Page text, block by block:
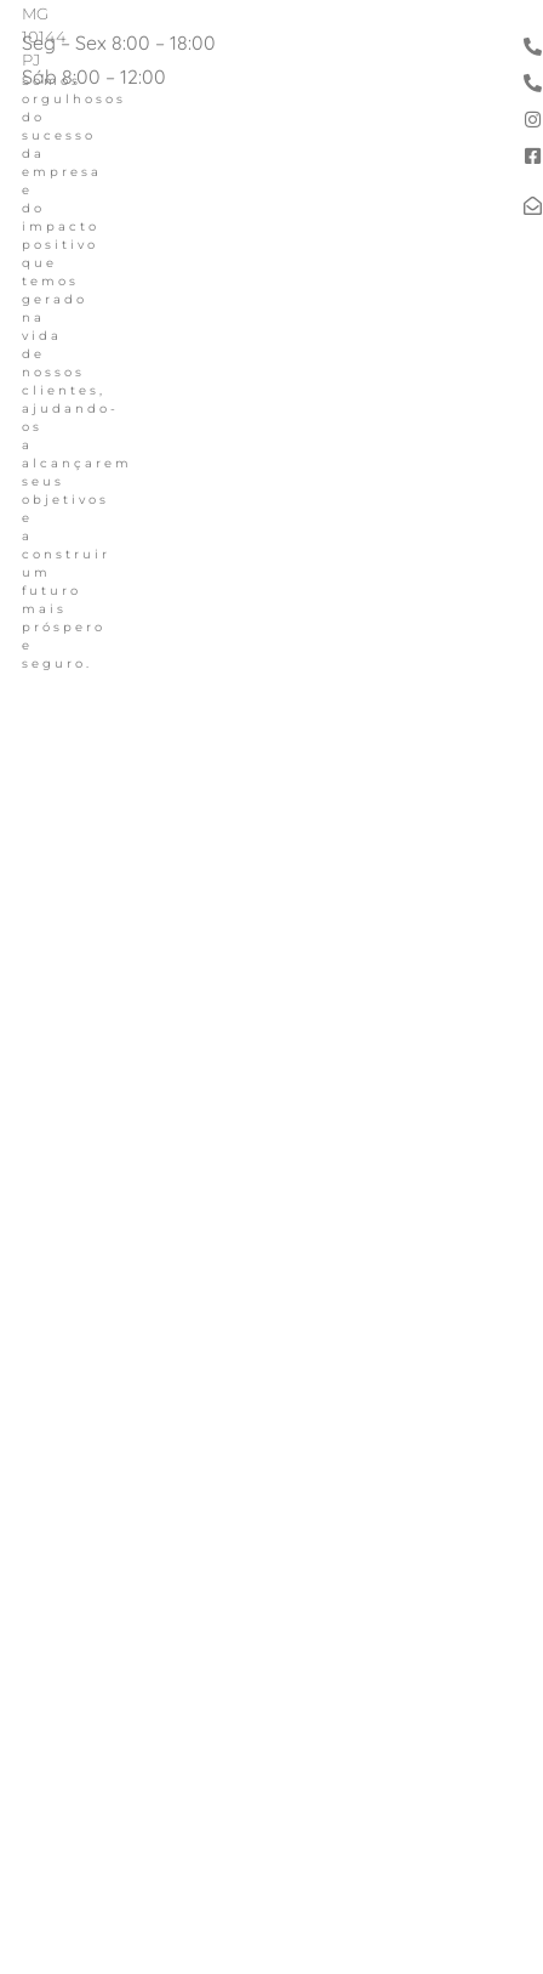
MG
10144
PJ
Somos
orgulhosos
do
sucesso
da
empresa
e
do
impacto
positivo
que
temos
gerado
na
vida
de
nossos
clientes,
ajudando-
os
a
alcançarem
seus
objetivos
e
a
construir
um
futuro
mais
próspero
e
seguro.
Seg – Sex 8:00 – 18:00
Sáb 8:00 – 12:00